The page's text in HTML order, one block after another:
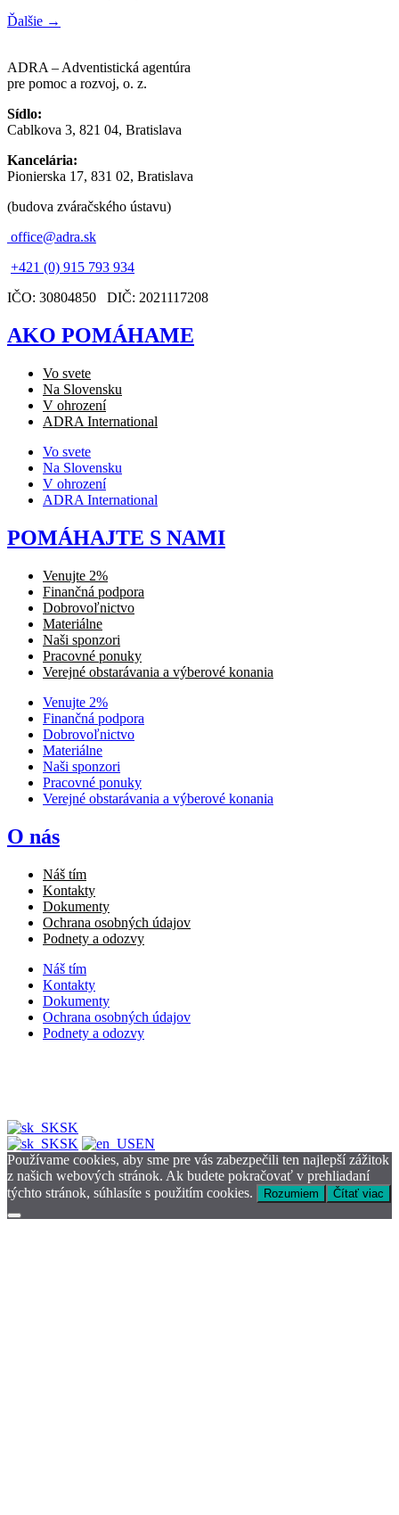
Ďalšie →
ADRA – Adventistická agentúra
pre pomoc a rozvoj, o. z.
Sídlo:
Cablkova 3, 821 04, Bratislava
Kancelária:
Pionierska 17, 831 02, Bratislava
(budova zváračského ústavu)
office@adra.sk
+421 (0) 915 793 934
IČO: 30804850 DIČ: 2021117208
AKO POMÁHAME
Vo svete
Na Slovensku
V ohrození
ADRA International
Vo svete
Na Slovensku
V ohrození
ADRA International
POMÁHAJTE S NAMI
Venujte 2%
Finančná podpora
Dobrovoľnictvo
Materiálne
Naši sponzori
Pracovné ponuky
Verejné obstarávania a výberové konania
Venujte 2%
Finančná podpora
Dobrovoľnictvo
Materiálne
Naši sponzori
Pracovné ponuky
Verejné obstarávania a výberové konania
O nás
Náš tím
Kontakty
Dokumenty
Ochrana osobných údajov
Podnety a odozvy
Náš tím
Kontakty
Dokumenty
Ochrana osobných údajov
Podnety a odozvy
SK
SK
EN
Používame cookies, aby sme pre vás zabezpečili ten najlepší zážitok
z našich webových stránok. Ak budete pokračovať v prehliadaní
týchto stránok, súhlasíte s použitím cookies.
Rozumiem Čítať viac